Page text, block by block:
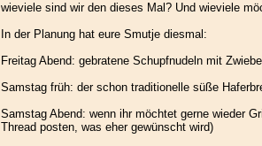
wieviele sind wir den dieses Mal? Und wieviele
In der Planung hat eure Smutje diesmal:
Freitag Abend: gebratene Schupfnudeln mit
Samstag früh: der schon traditionelle süße
Samstag Abend: wenn ihr möchtet gerne wieder
Thread posten, was eher gewünscht wird)